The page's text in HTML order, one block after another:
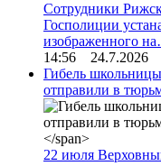
Сотрудники
Госполиции
изображенного
14:56 24.7.2026
Гибель школьницы
отправили в
22 июля